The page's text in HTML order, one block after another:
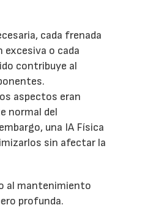
cada frenada
excesiva o cada
contribuye al
aspectos eran
normal del
una IA Física
sin afectar la
al mantenimiento
profunda.